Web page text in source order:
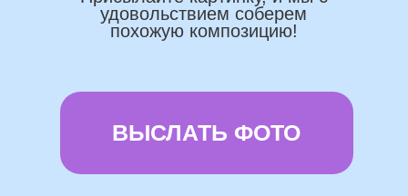
Бонусы и скидки постоянным
покупателям
Наши цены на 10% ниже рынка
доставка и оплата